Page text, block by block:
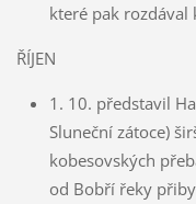
které pak rozdával
ŘÍJEN
1. 10. představil
Sluneční zátoce)
kobesovských
od Bobří řeky